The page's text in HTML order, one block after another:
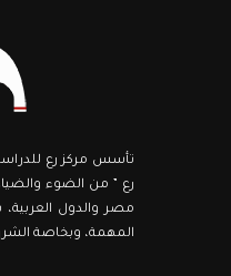
رع ” من الضوء
مصر والدول العربية،
المهمة، وبخاصة